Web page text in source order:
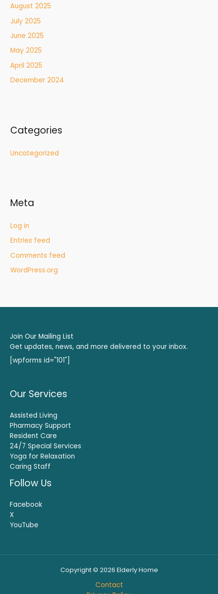
August 2025
July 2025
June 2025
May 2025
April 2025
December 2024
Categories
Uncategorized
Meta
Log in
Entries feed
Comments feed
WordPress.org
Join Our Mailing List
Get updates, news, and more delivered to your inbox.
[wpforms id="101"]
Our Services
Assisted Living
Pharmacy Support
Resident Care
24/7 Special Services
Yoga for Relaxation
Caring Staff
Follow Us
Facebook
X
YouTube
Copyright © 2026 Elderly Home
Contact